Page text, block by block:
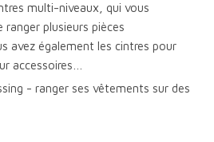
multi-niveaux, qui vous
plusieurs pièces
avez également les cintres pour
accessoires…